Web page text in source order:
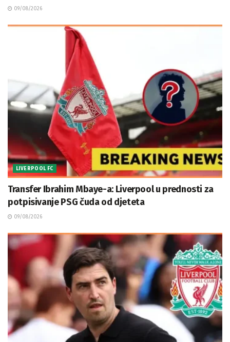
09/08/2026
LIVERPOOL FC
Transfer Ibrahim Mbaye-a: Liverpool u prednosti za
potpisivanje PSG čuda od djeteta
09/08/2026